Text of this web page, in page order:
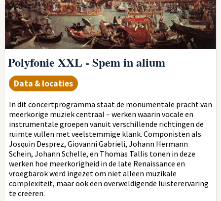
Polyfonie XXL - Spem in alium
Data & locaties
In dit concertprogramma staat de monumentale pracht van
meerkorige muziek centraal – werken waarin vocale en
instrumentale groepen vanuit verschillende richtingen de
ruimte vullen met veelstemmige klank. Componisten als
Josquin Desprez, Giovanni Gabrieli, Johann Hermann
Schein, Johann Schelle, en Thomas Tallis tonen in deze
werken hoe meerkorigheid in de late Renaissance en
vroegbarok werd ingezet om niet alleen muzikale
complexiteit, maar ook een overweldigende luisterervaring
te creëren.